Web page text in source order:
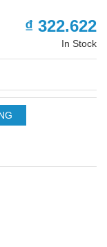
₫ 322.622
In Stock